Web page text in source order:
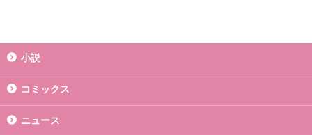
小説
コミックス
ニュース